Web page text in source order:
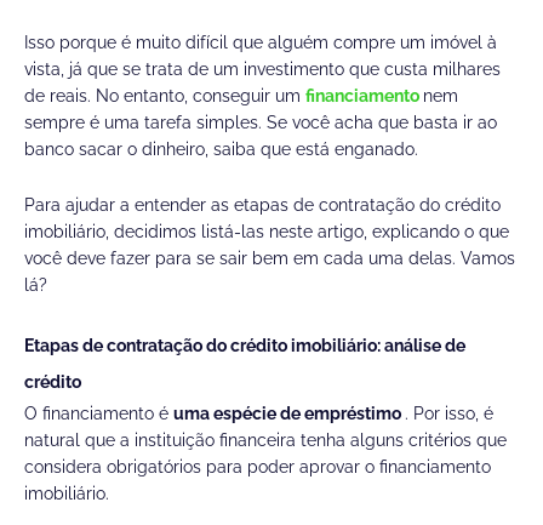
Isso porque é muito difícil que alguém compre um imóvel à
vista, já que se trata de um investimento que custa milhares
de reais. No entanto, conseguir um financiamento nem
sempre é uma tarefa simples. Se você acha que basta ir ao
banco sacar o dinheiro, saiba que está enganado.
Para ajudar a entender as etapas de contratação do crédito
imobiliário, decidimos listá-las neste artigo, explicando o que
você deve fazer para se sair bem em cada uma delas. Vamos
lá?
Etapas de contratação do crédito imobiliário: análise de
crédito
O financiamento é uma espécie de empréstimo . Por isso, é
natural que a instituição financeira tenha alguns critérios que
considera obrigatórios para poder aprovar o financiamento
imobiliário.